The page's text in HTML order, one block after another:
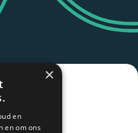
×
en
en om ons